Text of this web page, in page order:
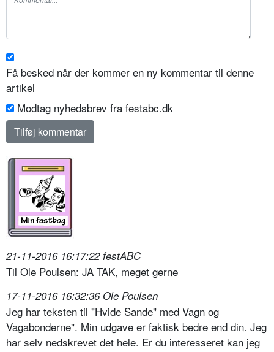
Få besked når der kommer en ny kommentar til denne
artikel
Modtag nyhedsbrev fra festabc.dk
21-11-2016 16:17:22 festABC
Til Ole Poulsen: JA TAK, meget gerne
17-11-2016 16:32:36 Ole Poulsen
Jeg har teksten til "Hvide Sande" med Vagn og
Vagabonderne". Min udgave er faktisk bedre end din. Jeg
har selv nedskrevet det hele. Er du interesseret kan jeg